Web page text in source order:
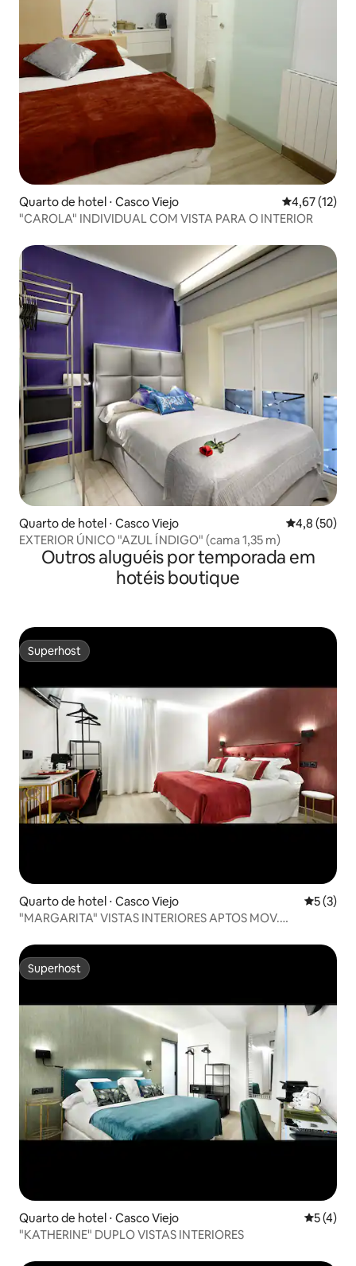
Quarto de hotel ⋅ Casco Viejo 4,67 de uma
4,67 (12)
"CAROLA" INDIVIDUAL COM VISTA PARA O INTERIOR
Quarto de hotel ⋅ Casco Viejo 4,8 de uma
4,8 (50)
EXTERIOR ÚNICO "AZUL ÍNDIGO" (cama 1,35 m)
Outros aluguéis por temporada em
hotéis boutique
Superhost
Superhost
Quarto de hotel ⋅ Casco Viejo 5 de
5 (3)
"MARGARITA" VISTAS INTERIORES APTOS MOV.
Superhost
Superhost
Quarto de hotel ⋅ Casco Viejo 5 de
5 (4)
"KATHERINE" DUPLO VISTAS INTERIORES